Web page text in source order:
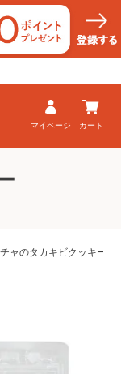
マイページ カート
ャのタカキビクッキーの